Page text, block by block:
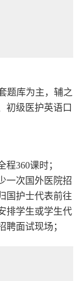
题库为主，辅之
初级医护英语口
360课时；
一次国外医院招
国护士代表前往
排学生或学生代
面试现场；